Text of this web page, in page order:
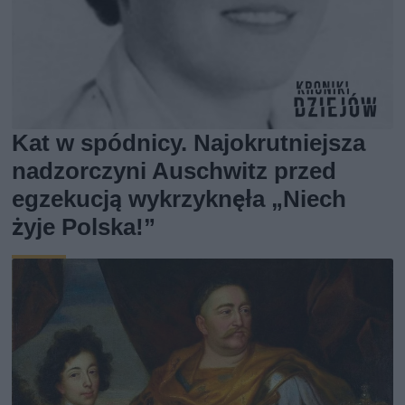
Kat w spódnicy. Najokrutniejsza
nadzorczyni Auschwitz przed
egzekucją wykrzyknęła „Niech
żyje Polska!”